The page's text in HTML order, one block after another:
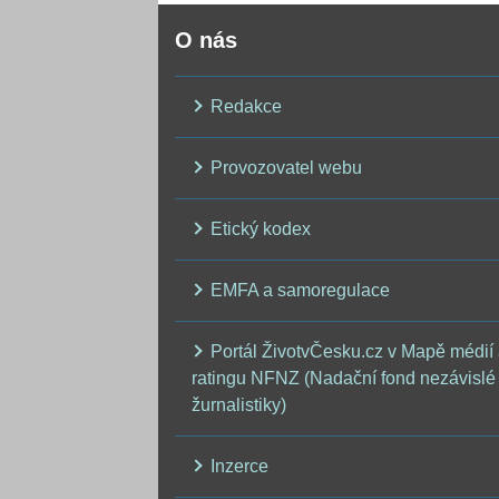
O nás
Redakce
Provozovatel webu
Etický kodex
EMFA a samoregulace
Portál ŽivotvČesku.cz v Mapě médií
ratingu NFNZ (Nadační fond nezávislé
žurnalistiky)
Inzerce